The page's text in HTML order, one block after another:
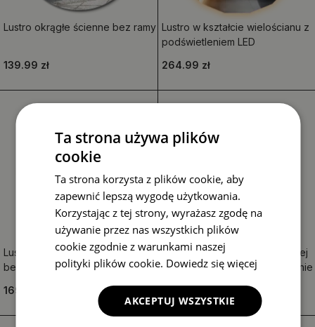
Lustro okrągłe ścienne bez ramy
139.99 zł
Lustro w kształcie wielościanu z
podświetleniem LED
264.99 zł
Lustro w organicznym kształcie
bez ramy przeznaczone do
169.99 zł
Lustro w kształcie nieregularnej
kropli do zawieszenia na ścianie
Ta strona używa plików
cookie
Ta strona korzysta z plików cookie, aby
zapewnić lepszą wygodę użytkowania.
Korzystając z tej strony, wyrażasz zgodę na
używanie przez nas wszystkich plików
cookie zgodnie z warunkami naszej
polityki plików cookie. Dowiedz się więcej
AKCEPTUJ WSZYSTKIE